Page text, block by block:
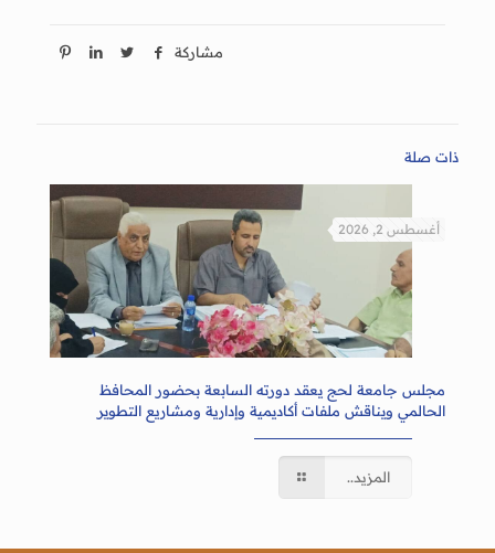
مشاركة
ذات صلة
أغسطس 2, 2026
مجلس جامعة لحج يعقد دورته السابعة بحضور المحافظ
الحالمي ويناقش ملفات أكاديمية وإدارية ومشاريع التطوير
المزيد..